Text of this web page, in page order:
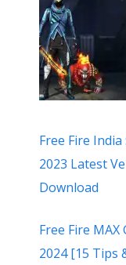
Free Fire
2023 Latest
Download
Free Fire MAX
2024 [15 Tips